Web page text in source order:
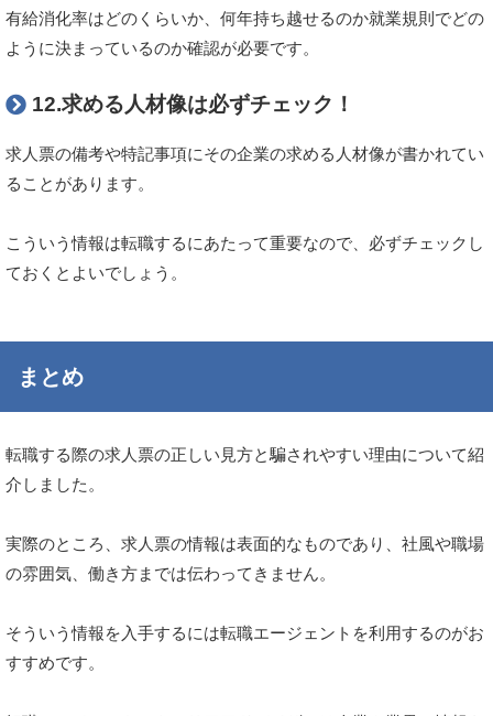
有給消化率はどのくらいか、何年持ち越せるのか就業規則でどの
ように決まっているのか確認が必要です。
12.求める人材像は必ずチェック！
求人票の備考や特記事項にその企業の求める人材像が書かれてい
ることがあります。
こういう情報は転職するにあたって重要なので、必ずチェックし
ておくとよいでしょう。
まとめ
転職する際の求人票の正しい見方と騙されやすい理由について紹
介しました。
実際のところ、求人票の情報は表面的なものであり、社風や職場
の雰囲気、働き方までは伝わってきません。
そういう情報を入手するには転職エージェントを利用するのがお
すすめです。